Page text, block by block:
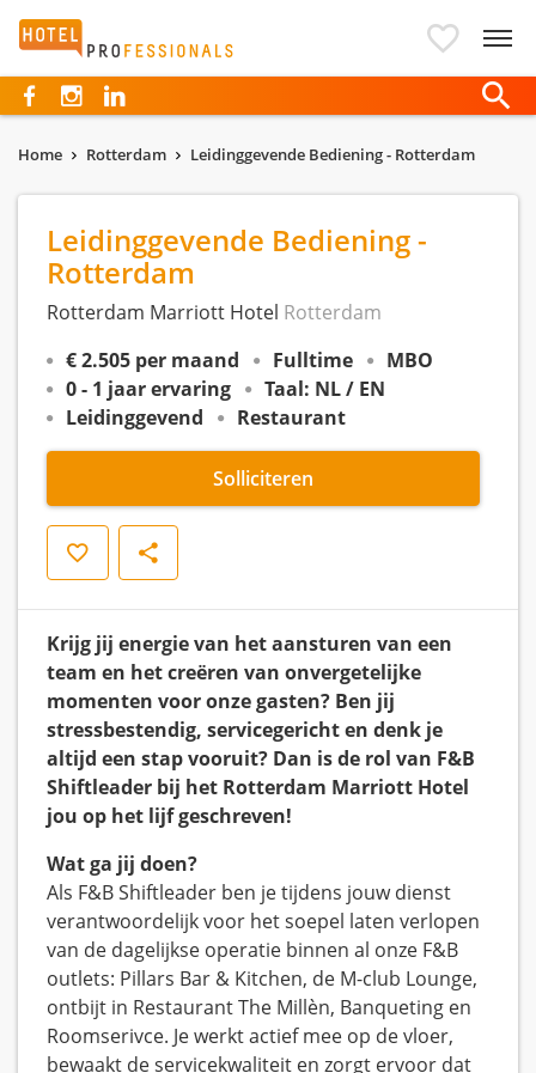
Hotelprofessionals
Home Rotterdam Leidinggevende Bediening - Rotterdam
Leidinggevende Bediening -
Rotterdam
Rotterdam Marriott Hotel Rotterdam
€ 2.505 per maand
Fulltime
MBO
0 - 1 jaar ervaring
Taal: NL / EN
Leidinggevend
Restaurant
Solliciteren
Opslaan Delen
Krijg jij energie van het aansturen van een
team en het creëren van onvergetelijke
momenten voor onze gasten? Ben jij
stressbestendig, servicegericht en denk je
altijd een stap vooruit? Dan is de rol van F&B
Shiftleader bij het Rotterdam Marriott Hotel
jou op het lijf geschreven!
Wat ga jij doen?
Als F&B Shiftleader ben je tijdens jouw dienst
verantwoordelijk voor het soepel laten verlopen
van de dagelijkse operatie binnen al onze F&B
outlets: Pillars Bar & Kitchen, de M-club Lounge,
ontbijt in Restaurant The Millèn, Banqueting en
Roomserivce. Je werkt actief mee op de vloer,
bewaakt de servicekwaliteit en zorgt ervoor dat